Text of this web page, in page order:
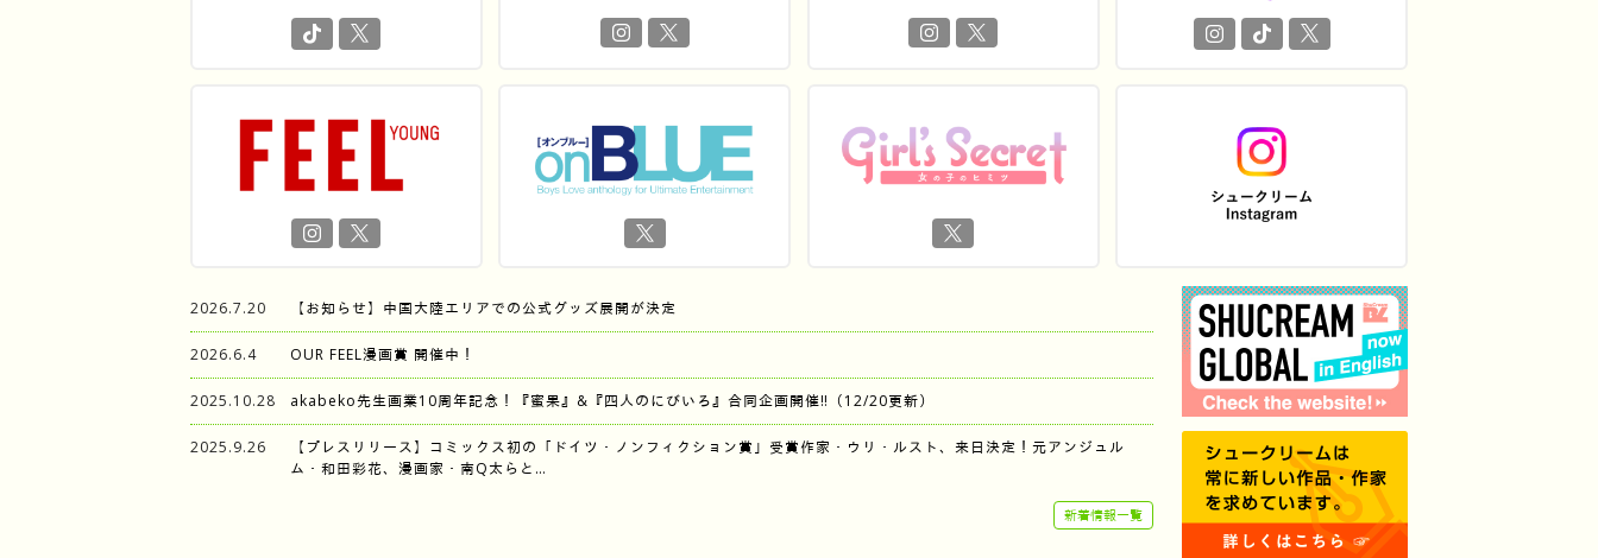
2026.7.20 【お知らせ】中国大陸エリアでの公式グッズ展開が決定
2026.6.4 OUR FEEL漫画賞 開催中！
2025.10.28 akabeko先生画業10周年記念！『蜜果』&『四人のにびいろ』合同企画開催‼︎（12/20更新）
2025.9.26
【プレスリリース】コミックス初の「ドイツ・ノンフィクション賞」受賞作家・ウリ・ルスト、来日決定！元アンジュル
ム・和田彩花、漫画家・南Q太らと…
新着情報一覧